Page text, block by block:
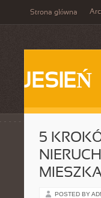
Strona główna
JESIEŃ
5
POSTED BY